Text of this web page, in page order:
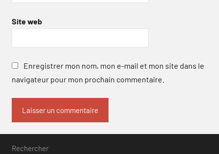
Site web
Enregistrer mon nom, mon e-mail et mon site dans le
navigateur pour mon prochain commentaire.
Rechercher